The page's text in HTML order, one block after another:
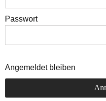
Passwort
Angemeldet bleiben